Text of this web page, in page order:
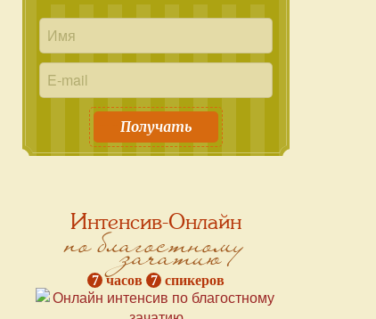
Получать
Интенсив-Онлайн
по благостному
зачатию
7 часов 7 спикеров